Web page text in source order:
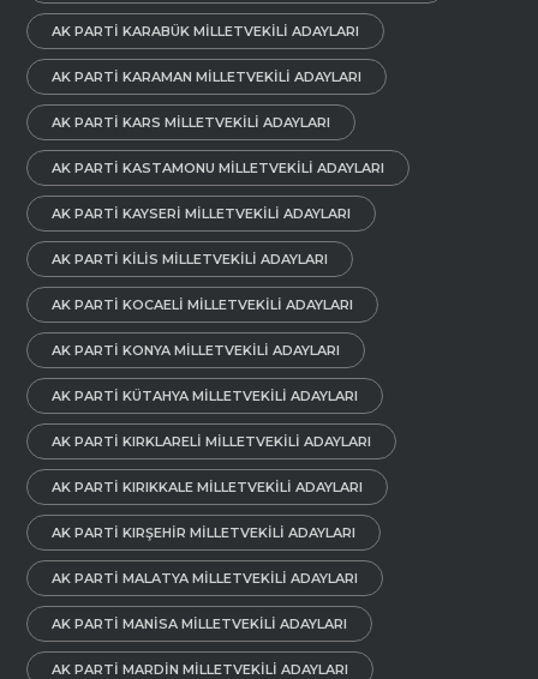
AK PARTI KARABÜK MILLETVEKILI ADAYLARI
AK PARTI KARAMAN MILLETVEKILI ADAYLARI
AK PARTI KARS MILLETVEKILI ADAYLARI
AK PARTI KASTAMONU MILLETVEKILI ADAYLARI
AK PARTI KAYSERI MILLETVEKILI ADAYLARI
AK PARTI KILIS MILLETVEKILI ADAYLARI
AK PARTI KOCAELI MILLETVEKILI ADAYLARI
AK PARTI KONYA MILLETVEKILI ADAYLARI
AK PARTI KÜTAHYA MILLETVEKILI ADAYLARI
AK PARTI KIRKLARELI MILLETVEKILI ADAYLARI
AK PARTI KIRIKKALE MILLETVEKILI ADAYLARI
AK PARTI KIRŞEHIR MILLETVEKILI ADAYLARI
AK PARTI MALATYA MILLETVEKILI ADAYLARI
AK PARTI MANISA MILLETVEKILI ADAYLARI
AK PARTI MARDIN MILLETVEKILI ADAYLARI